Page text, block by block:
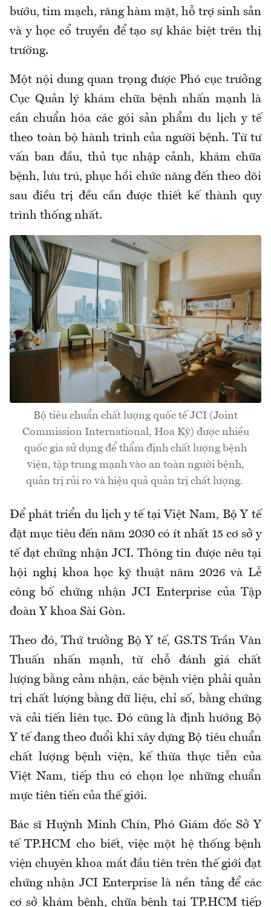
bướu, tim mạch, răng hàm mặt, hỗ trợ sinh sản
và y học cổ truyền để tạo sự khác biệt trên thị
trường.
Một nội dung quan trọng được Phó cục trưởng
Cục Quản lý khám chữa bệnh nhấn mạnh là
cần chuẩn hóa các gói sản phẩm du lịch y tế
theo toàn bộ hành trình của người bệnh. Từ tư
vấn ban đầu, thủ tục nhập cảnh, khám chữa
bệnh, lưu trú, phục hồi chức năng đến theo dõi
sau điều trị đều cần được thiết kế thành quy
trình thống nhất.
Bộ tiêu chuẩn chất lượng quốc tế JCI (Joint
Commission International, Hoa Kỳ) được nhiều
quốc gia sử dụng để thẩm định chất lượng bệnh
viện, tập trung mạnh vào an toàn người bệnh,
quản trị rủi ro và hiệu quả quản trị chất lượng.
Để phát triển du lịch y tế tại Việt Nam, Bộ Y tế
đặt mục tiêu đến năm 2030 có ít nhất 15 cơ sở y
tế đạt chứng nhận JCI. Thông tin được nêu tại
hội nghị khoa học kỹ thuật năm 2026 và Lễ
công bố chứng nhận JCI Enterprise của Tập
đoàn Y khoa Sài Gòn.
Theo đó, Thứ trưởng Bộ Y tế, GS.TS Trần Văn
Thuấn nhấn mạnh, từ chỗ đánh giá chất
lượng bằng cảm nhận, các bệnh viện phải quản
trị chất lượng bằng dữ liệu, chỉ số, bằng chứng
và cải tiến liên tục. Đó cũng là định hướng Bộ
Y tế đang theo đuổi khi xây dựng Bộ tiêu chuẩn
chất lượng bệnh viện, kế thừa thực tiễn của
Việt Nam, tiếp thu có chọn lọc những chuẩn
mực tiên tiến của thế giới.
Bác sĩ Huỳnh Minh Chín, Phó Giám đốc Sở Y
tế TP.HCM cho biết, việc một hệ thống bệnh
viện chuyên khoa mắt đầu tiên trên thế giới đạt
chứng nhận JCI Enterprise là nền tảng để các
cơ sở khám bệnh, chữa bệnh tại TP.HCM tiếp